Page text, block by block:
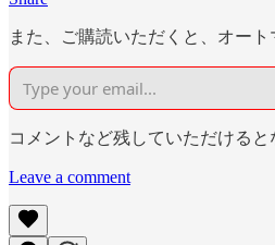
また、ご購読いただくと、オー
コメントなど残していただける
Leave a comment